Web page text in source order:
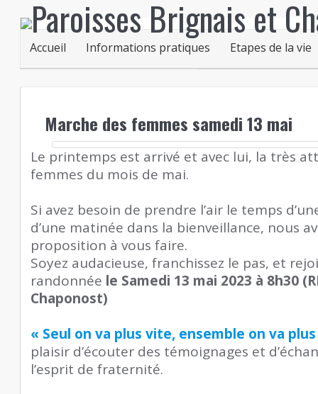
Accueil Informations pratiques Etapes de la vie
Marche des femmes samedi 13 mai
Le printemps est arrivé et avec lui, la très
femmes du mois de mai.
Si avez besoin de prendre l’air le temps
d’une matinée dans la bienveillance, nous
proposition à vous faire.
Soyez audacieuse, franchissez le pas, et
randonnée le Samedi 13 mai 2023 à 8h30
Chaponost)
« Seul on va plus vite, ensemble on va
plaisir d’écouter des témoignages et
l’esprit de fraternité.